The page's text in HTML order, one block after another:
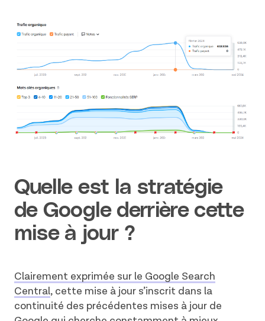
Quelle est la stratégie
de Google derrière cette
mise à jour ?
Clairement exprimée sur le Google Search
Central, cette mise à jour s’inscrit dans la
continuité des précédentes mises à jour de